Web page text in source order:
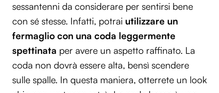
sessantenni da considerare per sentirsi bene
con sé stesse. Infatti, potrai utilizzare un
fermaglio con una coda leggermente
spettinata per avere un aspetto raffinato. La
coda non dovrà essere alta, bensì scendere
sulle spalle. In questa maniera, otterrete un look